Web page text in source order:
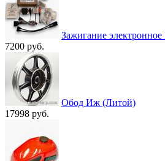
Зажигание
7200 руб.
Обод Иж (Литой)
17998 руб.